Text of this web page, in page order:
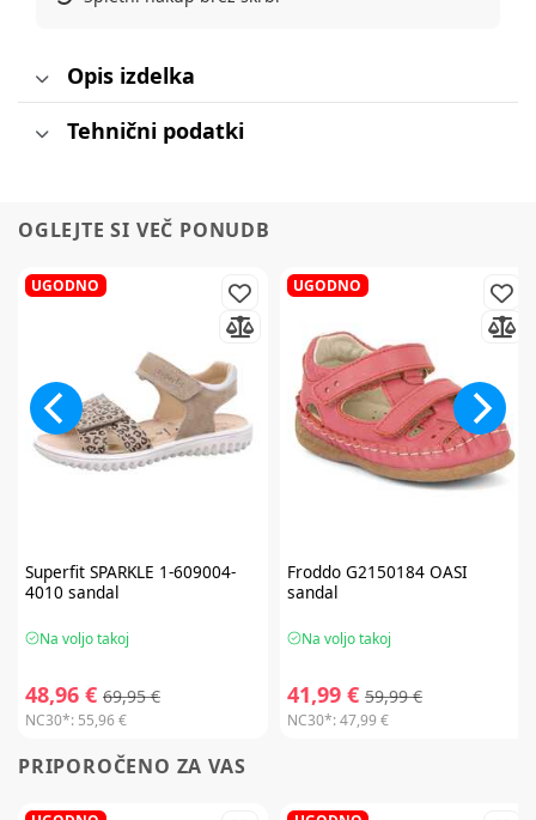
Opis izdelka
Tehnični podatki
OGLEJTE SI VEČ PONUDB
UGODNO
SuperfitSPARKLE 1-609004-
4010 sandal
Na voljo takoj
48,96 € 69,95 €
NC30*: 55,96 €
UGODNO
FroddoG2150184 OASI
sandal
Na voljo takoj
41,99 € 59,99 €
NC30*:47,99 €
PRIPOROČENO ZA VAS